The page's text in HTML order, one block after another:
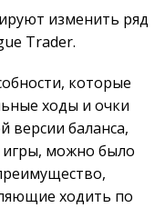
изменить ряд
Trader.
которые
ходы и очки
версии баланса,
игры, можно было
ходить по